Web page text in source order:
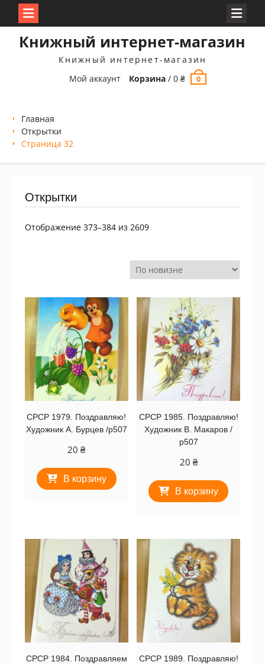
Книжный интернет-магазин
Книжный интернет-магазин
Мой аккаунт
Корзина /0₴ 0
Главная
Открытки
Страница 32
Открытки
Отображение 373–384 из 2609Сортировка:
СРСР 1979. Поздравляю!
Художник А. Бурцев /р507
20₴
В корзину
СРСР 1985. Поздравляю!
Художник В. Макаров /
р507
20 ₴
В корзину
СРСР 1984. Поздравляем
СРСР 1989. Поздравляю!